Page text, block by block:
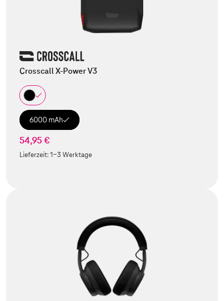
Crosscall X-Power V3
6000 mAh
54,95 €
Lieferzeit:1-3 Werktage